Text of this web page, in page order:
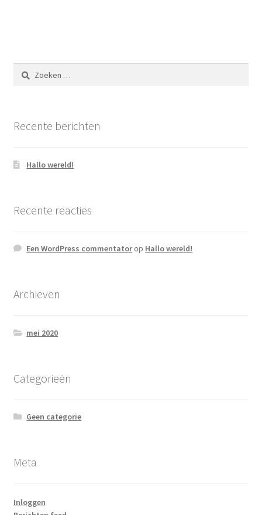
Zoeken
naar:
Recente berichten
Hallo wereld!
Recente reacties
Een WordPress commentatorop Hallo wereld!
Archieven
mei 2020
Categorieën
Geen categorie
Meta
Inloggen